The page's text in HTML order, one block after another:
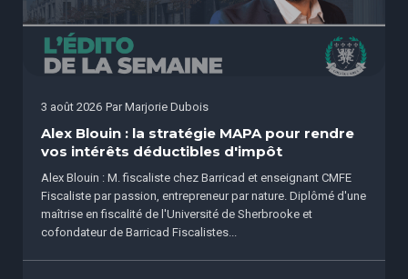
3 août 2026 Par Marjorie Dubois
Alex Blouin : la stratégie MAPA pour rendre
vos intérêts déductibles d'impôt
Alex Blouin : M. fiscaliste chez Barricad et enseignant CMFE
Fiscaliste par passion, entrepreneur par nature. Diplômé d'une
maîtrise en fiscalité de l'Université de Sherbrooke et
cofondateur de Barricad Fiscalistes...